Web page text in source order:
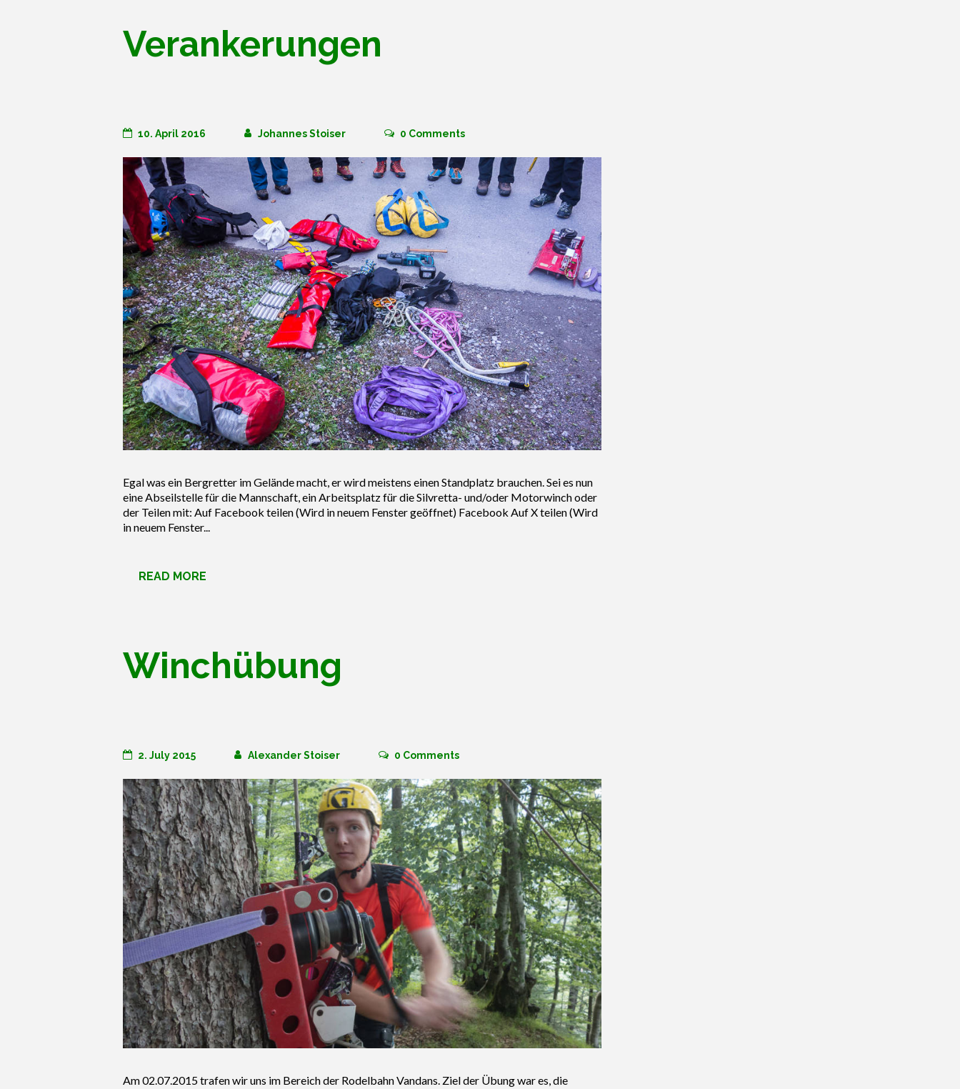
Verankerungen
10. April 2016 Johannes Stoiser 0 Comments
Egal was ein Bergretter im Gelände macht, er wird meistens einen Standplatz brauchen. Sei es nun
eine Abseilstelle für die Mannschaft, ein Arbeitsplatz für die Silvretta- und/oder Motorwinch oder
der Teilen mit: Auf Facebook teilen (Wird in neuem Fenster geöffnet) Facebook Auf X teilen (Wird
in neuem Fenster...
READ MORE
Winchübung
2. July 2015 Alexander Stoiser 0 Comments
Am 02.07.2015 trafen wir uns im Bereich der Rodelbahn Vandans. Ziel der Übung war es, die